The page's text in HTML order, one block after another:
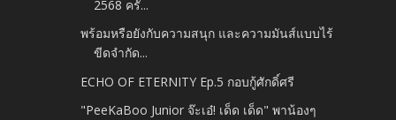
2568 ครั...
พร้อมหรือยังกับความสนุก และความมันส์แบบไร้
ขีดจำกัด...
ECHO OF ETERNITY Ep.5 กอบกู้ศักดิ์ศรี
"PeeKaBoo Junior จ๊ะเอ๋! เด็ด เด็ด" พาน้องๆ